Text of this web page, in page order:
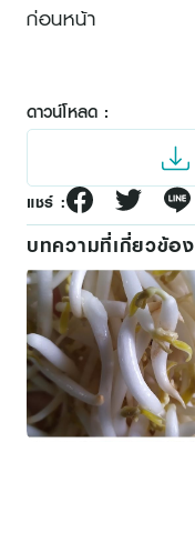
ก่อนหน้า
ดาวน์โหลด :
แชร์ :
บทความที่เกี่ยวข้อง